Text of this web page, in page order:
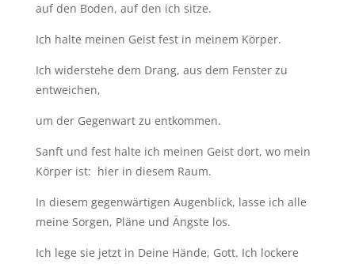
auf den Boden, auf den ich sitze.
Ich halte meinen Geist fest in meinem Körper.
Ich widerstehe dem Drang, aus dem Fenster zu
entweichen,
um der Gegenwart zu entkommen.
Sanft und fest halte ich meinen Geist dort, wo mein
Körper ist: hier in diesem Raum.
In diesem gegenwärtigen Augenblick, lasse ich alle
meine Sorgen, Pläne und Ängste los.
Ich lege sie jetzt in Deine Hände, Gott. Ich lockere